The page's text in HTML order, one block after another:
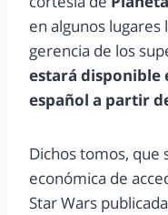
en algunos lugares
gerencia de los
estará disponible
español a partir
Dichos tomos,
económica de
Star Wars